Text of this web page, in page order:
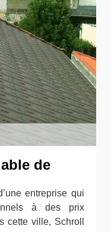
de
entreprise qui
à des prix
cette ville, Schroll